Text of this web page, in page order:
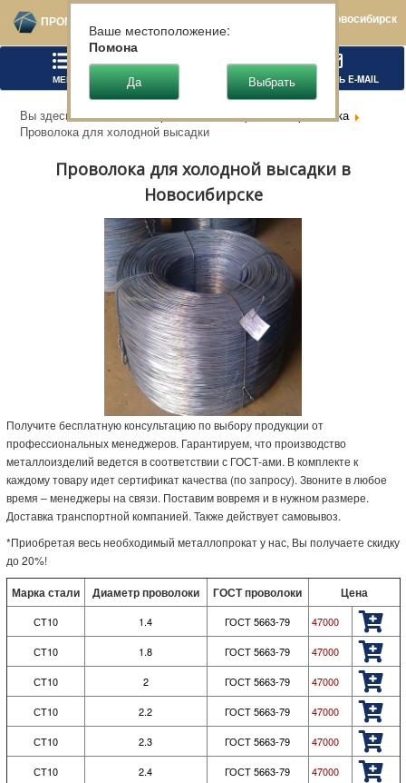
ПРОМТЕХСТАЛЬ Новосибирск
МЕНЮ НАПИСАТЬ E-MAIL
Вы здесь: Главная Чёрный металлопрокат
Проволока
Проволока для холодной высадки
Проволока для холодной высадки в
Новосибирске
Получите бесплатную консультацию по выбору продукции от
профессиональных менеджеров. Гарантируем, что производство
металлоизделий ведется в соответствии с ГОСТ-ами. В комплекте к
каждому товару идет сертификат качества (по запросу). Звоните в любое
время – менеджеры на связи. Поставим вовремя и в нужном размере.
Доставка транспортной компанией. Также действует самовывоз.
*Приобретая весь необходимый металлопрокат у нас, Вы получаете скидку
до 20%!
Марка стали Диаметр проволоки ГОСТ проволоки Цена
СТ10 1.4 ГОСТ 5663-79 47000
СТ10 1.8 ГОСТ 5663-79 47000
СТ10 2 ГОСТ 5663-79 47000
СТ10 2.2 ГОСТ 5663-79 47000
СТ10 2.3 ГОСТ 5663-79 47000
СТ10 2.4 ГОСТ 5663-79 47000
Ваше местоположение:
Помона